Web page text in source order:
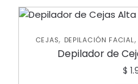
CEJAS, DEPILACIÓN FACIAL,
PERFILADORES
Depilador de
$